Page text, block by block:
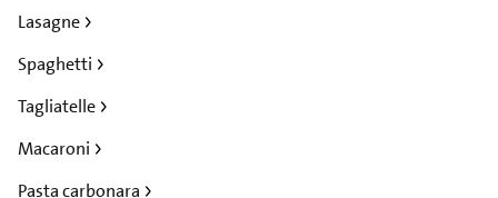
Lasagne
Spaghetti
Tagliatelle
Macaroni
Pasta carbonara